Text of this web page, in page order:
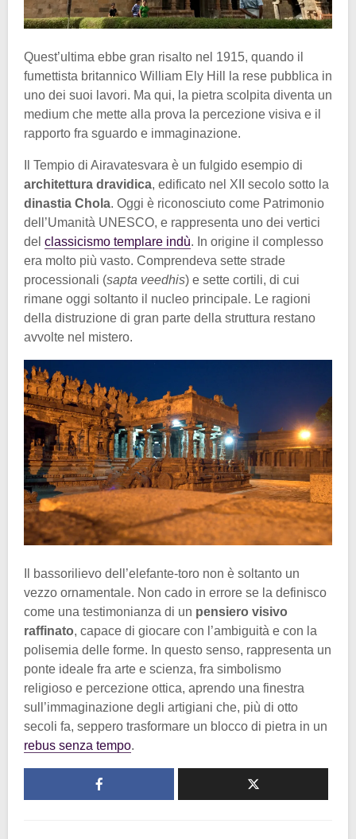
Quest’ultima ebbe gran risalto nel 1915, quando il
fumettista britannico William Ely Hill la rese pubblica in
uno dei suoi lavori. Ma qui, la pietra scolpita diventa un
medium che mette alla prova la percezione visiva e il
rapporto fra sguardo e immaginazione.
Il Tempio di Airavatesvara è un fulgido esempio di
architettura dravidica, edificato nel XII secolo sotto la
dinastia Chola. Oggi è riconosciuto come Patrimonio
dell’Umanità UNESCO, e rappresenta uno dei vertici
del classicismo templare indù. In origine il complesso
era molto più vasto. Comprendeva sette strade
processionali (sapta veedhis) e sette cortili, di cui
rimane oggi soltanto il nucleo principale. Le ragioni
della distruzione di gran parte della struttura restano
avvolte nel mistero.
Il bassorilievo dell’elefante-toro non è soltanto un
vezzo ornamentale. Non cado in errore se la definisco
come una testimonianza di un pensiero visivo
raffinato, capace di giocare con l’ambiguità e con la
polisemia delle forme. In questo senso, rappresenta un
ponte ideale fra arte e scienza, fra simbolismo
religioso e percezione ottica, aprendo una finestra
sull’immaginazione degli artigiani che, più di otto
secoli fa, seppero trasformare un blocco di pietra in un
rebus senza tempo.